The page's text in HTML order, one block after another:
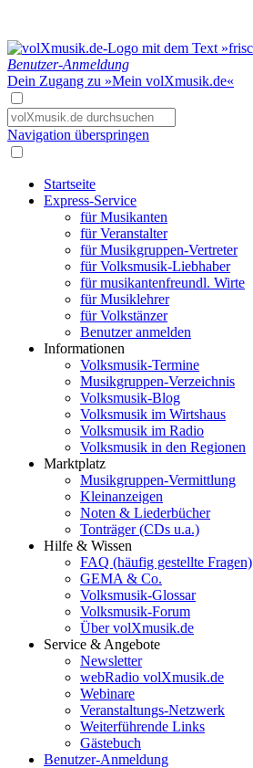
Benutzer-Anmeldung
Dein Zugang zu »Mein volXmusik.de«
Navigation überspringen
Startseite
Express-Service
für Musikanten
für Veranstalter
für Musikgruppen-Vertreter
für Volksmusik-Liebhaber
für musikantenfreundl. Wirte
für Musiklehrer
für Volkstänzer
Benutzer anmelden
Informationen
Volksmusik-Termine
Musikgruppen-Verzeichnis
Volksmusik-Blog
Volksmusik im Wirtshaus
Volksmusik im Radio
Volksmusik in den Regionen
Marktplatz
Musikgruppen-Vermittlung
Kleinanzeigen
Noten & Liederbücher
Tonträger (CDs u.a.)
Hilfe & Wissen
FAQ (häufig gestellte Fragen)
GEMA & Co.
Volksmusik-Glossar
Volksmusik-Forum
Über volXmusik.de
Service & Angebote
Newsletter
webRadio volXmusik.de
Webinare
Veranstaltungs-Netzwerk
Weiterführende Links
Gästebuch
Benutzer-Anmeldung